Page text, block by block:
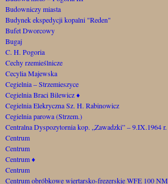
Budowniczy miasta
Budynek ekspedycji kopalni "Reden"
Bufet Dworcowy
Bugaj
C. H. Pogoria
Cechy rzemieślnicze
Cecylia Majewska
Cegielnia – Strzemieszyce
Cegielnia Braci Bilewicz♦
Cegielnia Elekryczna Sz. H. Rabinowicz
Cegielnia parowa (Strzem.)
Centralna Dyspozytornia kop. „Zawadzki” – 9.IX.1964 r.
Centrum
Centrum
Centrum♦
Centrum
Centrum obróbkowe wiertarsko-frezerskie WFE 100 NM